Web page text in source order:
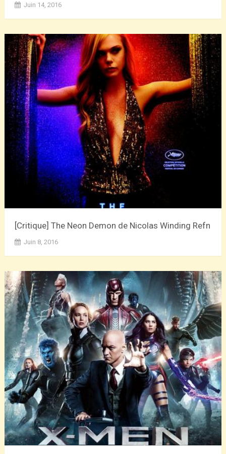
Juin 14, 2016
[Critique] The Neon Demon de Nicolas Winding Refn
Juin 8, 2016